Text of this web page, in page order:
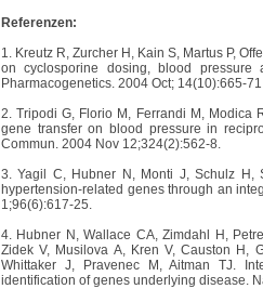
Referenzen:
1. Kreutz R, Zurcher H, Kain S, Martus P,
on cyclosporine dosing, blood
Pharmacogenetics. 2004 Oct; 14(10):665-
2. Tripodi G, Florio M, Ferrandi M, Modica
gene transfer on blood pressure in
Commun. 2004 Nov 12;324(2):562-8.
3. Yagil C, Hubner N, Monti J, Schulz H,
hypertension-related genes through an
1;96(6):617-25.
4. Hubner N, Wallace CA, Zimdahl H,
Zidek V, Musilova A, Kren V, Causton H,
Whittaker J, Pravenec M, Aitman TJ.
identification of genes underlying disease.